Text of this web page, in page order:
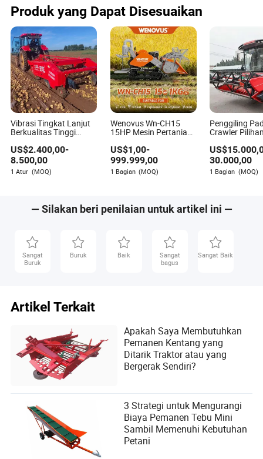
Rumput Daya
Produk yang Dapat Disesuaikan
Vibrasi Tingkat Lanjut
Berkualitas Tinggi
Pertanian 4u-180d
Mesin Pertanian
Pemanen Kentang
US$2.400,00-
8.500,00
1 Atur (MOQ)
Wenovus Wn-CH15
15HP Mesin Pertanian
Kacang Kedelai Silase
Pakan Zaitun Kentang
Bijian Mini Padi
Gandum Mesin
US$1,00-
999.999,00
1 Bagian (MOQ)
Penggiling
Crawler
Kedelai, Biji
Kapas,
Oat, Kacang
Bunga
US$
30.000,00
1 Bagian (MOQ)
— Silakan beri penilaian untuk artikel ini —
Sangat
Buruk
Buruk Baik
Sangat
bagus
Sangat Baik
Artikel Terkait
Apakah Saya Membutuhkan
Pemanen Kentang yang
Ditarik Traktor atau yang
Bergerak Sendiri?
3 Strategi untuk Mengurangi
Biaya Pemanen Tebu Mini
Sambil Memenuhi Kebutuhan
Petani